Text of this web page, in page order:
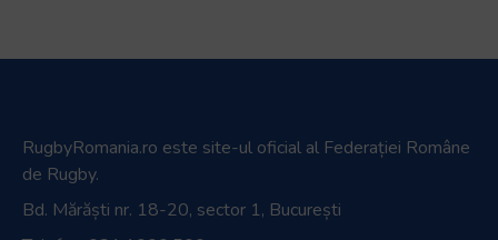
RugbyRomania.ro este site-ul oficial al Federației Române
de Rugby.
Bd. Mărăști nr. 18-20, sector 1, București